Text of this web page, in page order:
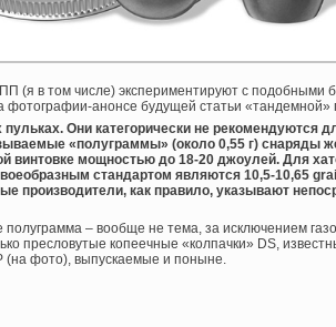
(я в том числе) экспериментируют с подобными
фотографии-анонсе будущей статьи «тандемной»
пульках. Они категорически не
«полуграммы» (около 0,55 г) снаряды
винтовке мощностью до 18-20 джоулей. Для
стандартом являются 10,5-10,65
производители, как правило, указывают
полуграмма – вообще не тема, за исключением
пресловутые копеечные «колпачки» DS,
фото), выпускаемые и поныне.